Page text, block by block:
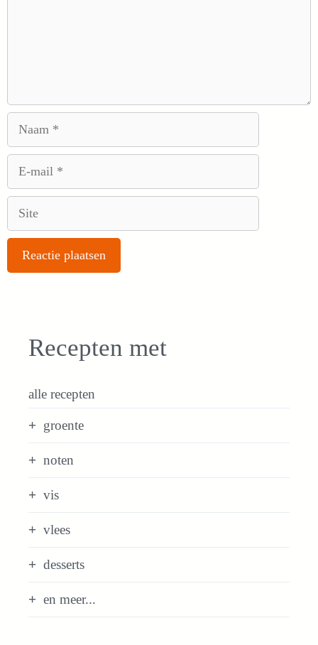
Recepten met
alle recepten
groente
noten
vis
vlees
desserts
en meer...